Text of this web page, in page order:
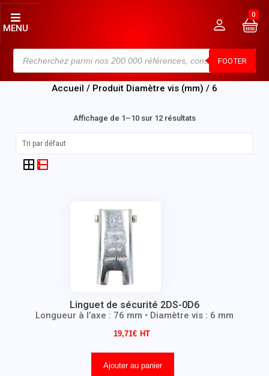
FOOTER
0
MENU
Accueil / Produit Diamètre vis (mm) / 6
Affichage de 1–10 sur 12 résultats
Linguet de sécurité 2DS-0D6
Longueur à l’axe : 76 mm • Diamètre vis : 6 mm
19,71€
Ajouter au panier